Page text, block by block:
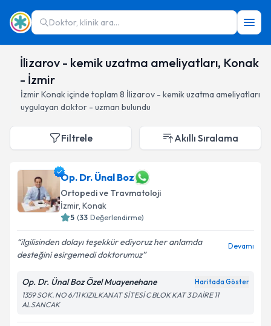
Doktor, klinik ara...
İlizarov - kemik uzatma ameliyatları, Konak
- İzmir
İzmirKonakiçinde toplam 8 İlizarov - kemik uzatma ameliyatları
uygulayan doktor - uzman bulundu
Filtrele Akıllı Sıralama
Op. Dr. Ünal Boz
Ortopedi ve Travmatoloji
İzmir, Konak
5 (33 Değerlendirme)
ilgilisinden dolayı teşekkür ediyoruz her anlamda
desteğini esirgemedi doktorumuz
Devamı
Op. Dr. Ünal Boz Özel Muayenehane Haritada Göster
1359 SOK. NO 6/11 KIZILKANAT SİTESİ C BLOK KAT 3 DAİRE 11
ALSANCAK